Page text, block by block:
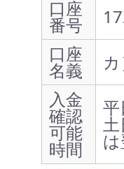
口座
番号
口座
名義
入金
確認
可能
時間